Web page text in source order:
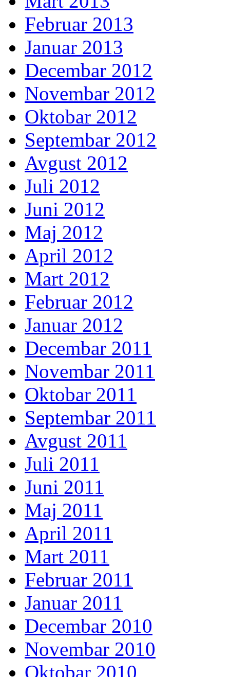
Februar 2013
Januar 2013
Decembar 2012
Novembar 2012
Oktobar 2012
Septembar 2012
Avgust 2012
Juli 2012
Juni 2012
Maj 2012
April 2012
Mart 2012
Februar 2012
Januar 2012
Decembar 2011
Novembar 2011
Oktobar 2011
Septembar 2011
Avgust 2011
Juli 2011
Juni 2011
Maj 2011
April 2011
Mart 2011
Februar 2011
Januar 2011
Decembar 2010
Novembar 2010
Oktobar 2010